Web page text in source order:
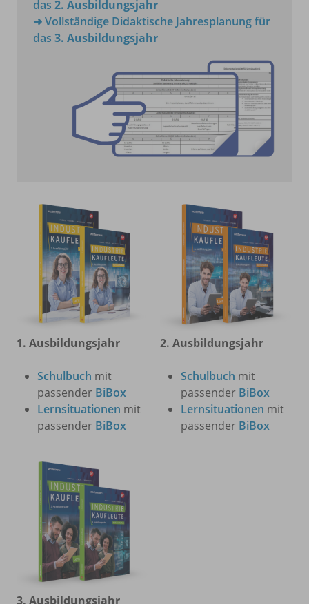
das 2. Ausbildungsjahr
➜ Vollständige Didaktische Jahresplanung für
das 3. Ausbildungsjahr
1. Ausbildungsjahr
Schulbuch mit
passender BiBox
Lernsituationen mit
passender BiBox
2. Ausbildungsjahr
Schulbuch mit
passender BiBox
Lernsituationen mit
passender BiBox
3. Ausbildungsjahr